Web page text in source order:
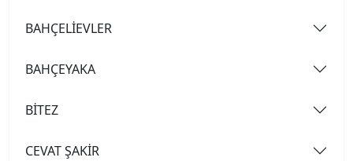
BAHÇELİEVLER
BAHÇEYAKA
BİTEZ
CEVAT ŞAKİR